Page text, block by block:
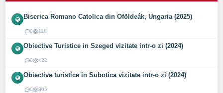
Biserica Romano Catolica din Óföldeák, Ungaria (2025)
0 118
Obiective Turistice in Szeged vizitate intr-o zi (2024)
0 422
Obiective turistice in Subotica vizitate intr-o zi (2024)
0 305